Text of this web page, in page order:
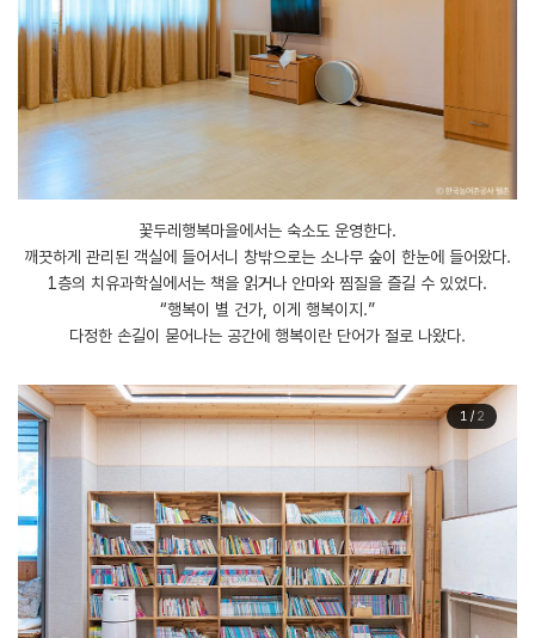
꽃두레행복마을에서는 숙소도 운영한다.
깨끗하게 관리된 객실에 들어서니 창밖으로는 소나무 숲이 한눈에 들어왔다.
1층의 치유과학실에서는 책을 읽거나 안마와 찜질을 즐길 수 있었다.
“행복이 별 건가, 이게 행복이지.”
다정한 손길이 묻어나는 공간에 행복이란 단어가 절로 나왔다.
1/ 2